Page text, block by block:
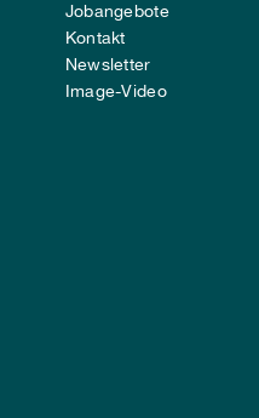
Jobangebote
Kontakt
Newsletter
Image-Video